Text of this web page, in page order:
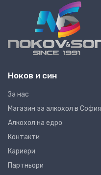
Ноков и син
За нас
Магазин за алкохол в София
Алкохол на едро
Контакти
Кариери
Партньори